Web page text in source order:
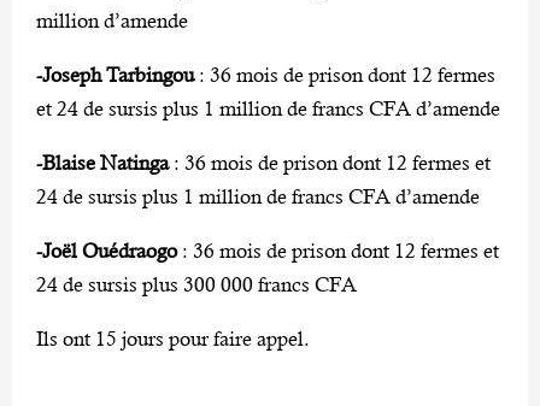
million d’amende
-Joseph Tarbingou: 36 mois de prison dont 12 fermes
et 24 de sursis plus 1 million de francs CFA d’amende
-Blaise Natinga: 36 mois de prison dont 12 fermes et
24 de sursis plus 1 million de francs CFA d’amende
-Joël Ouédraogo: 36 mois de prison dont 12 fermes et
24 de sursis plus 300 000 francs CFA
Ils ont 15 jours pour faire appel.